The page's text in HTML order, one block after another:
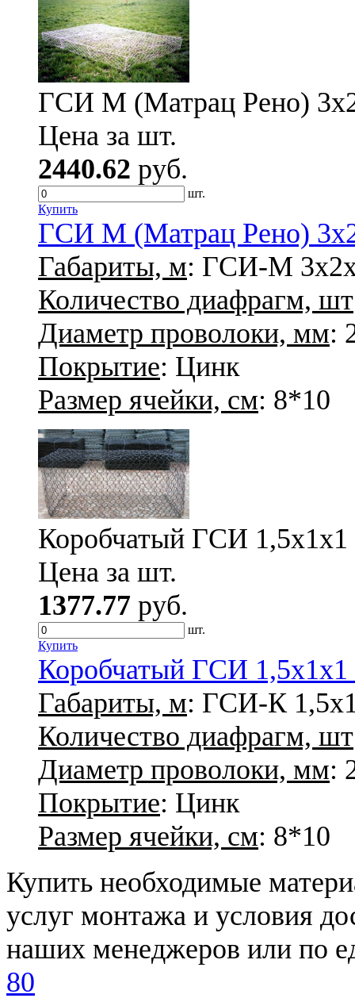
ГСИ М (Матрац Рено)
Цена за шт.
2440.62 руб.
шт.
Купить
ГСИ М (Матрац Рено)
Габариты, м: ГСИ-М
Количество диафрагм, шт
Диаметр проволоки, мм:
Покрытие: Цинк
Размер ячейки, см: 8*10
Коробчатый ГСИ 1,5х1х1
Цена за шт.
1377.77 руб.
шт.
Купить
Коробчатый ГСИ 1,5х1х1
Габариты, м: ГСИ-К
Количество диафрагм, шт
Диаметр проволоки, мм:
Покрытие: Цинк
Размер ячейки, см: 8*10
Купить необходимые
услуг монтажа и условия
наших менеджеров или по
80